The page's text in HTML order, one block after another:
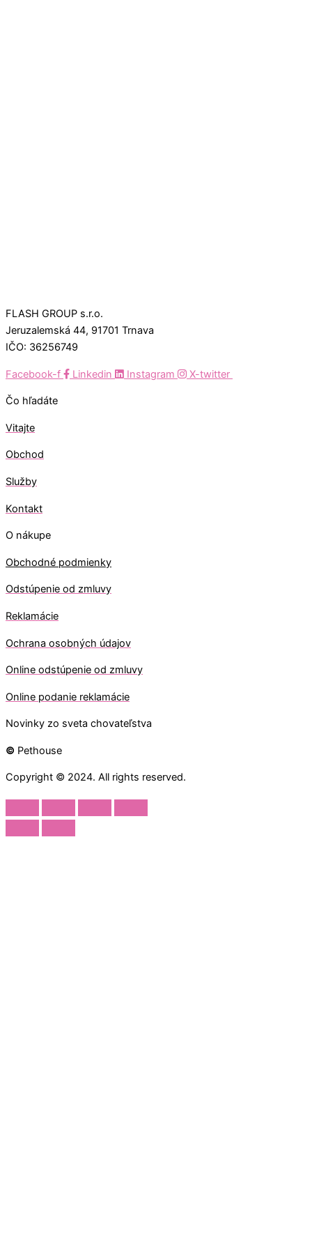
FLASH GROUP s.r.o.
Jeruzalemská 44, 91701 Trnava
IČO: 36256749
Facebook-f Linkedin Instagram X-twitter
Čo hľadáte
Vitajte
Obchod
Služby
Kontakt
O nákupe
Obchodné podmienky
Odstúpenie od zmluvy
Reklamácie
Ochrana osobných údajov
Online odstúpenie od zmluvy
Online podanie reklamácie
Novinky zo sveta chovateľstva
© Pethouse
Copyright © 2024. All rights reserved.